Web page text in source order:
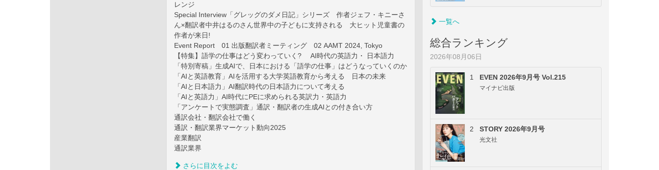
レンジ
Special Interview「グレッグのダメ日記」シリーズ 作者ジェフ・キニーさ
ん×翻訳者中井はるのさん世界中の子どもに支持される 大ヒット児童書の
作者が来日!
Event Report 01 出版翻訳者ミーティング 02 AAMT 2024, Tokyo
【特集】語学の仕事はどう変わっていく? AI時代の英語力・ 日本語力
「特別寄稿」生成AIで、日本における「語学の仕事」はどうなっていくのか
「AIと英語教育」AIを活用する大学英語教育から考える 日本の未来
「AIと日本語力」AI翻訳時代の日本語力について考える
「AIと英語力」AI時代にPEに求められる英訳力・英語力
「アンケートで実態調査」通訳・翻訳者の生成AIとの付き合い方
通訳会社・翻訳会社で働く
通訳・翻訳業界マーケット動向2025
産業翻訳
通訳業界
さらに目次をよむ
一覧へ
総合ランキング
2026年08月06日
1 EVEN 2026年9月号 Vol.215
マイナビ出版
2 STORY 2026年9月号
光文社